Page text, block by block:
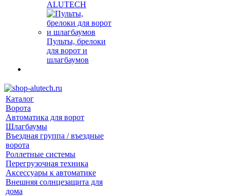
ALUTECH
Пульты, брелоки
для ворот и
шлагбаумов
Каталог
Ворота
Автоматика для ворот
Шлагбаумы
Въездная группа / въездные
ворота
Роллетные системы
Перегрузочная техника
Аксессуары к автоматике
Внешняя солнцезащита для
дома